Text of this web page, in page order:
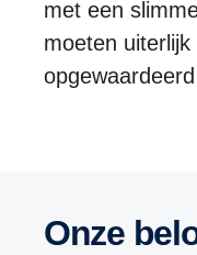
met een
moeten
Onze